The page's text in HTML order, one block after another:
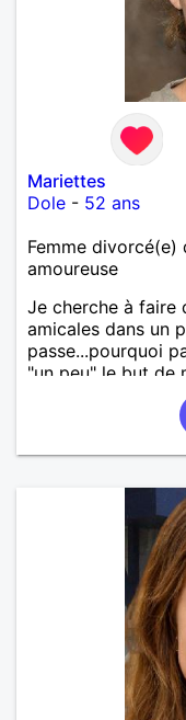
Mariettes
Dole - 52 ans
Femme
amoureuse
Je cherche à faire
amicales dans un
passe...pourquoi
"un peu" le but de
bienveillante,